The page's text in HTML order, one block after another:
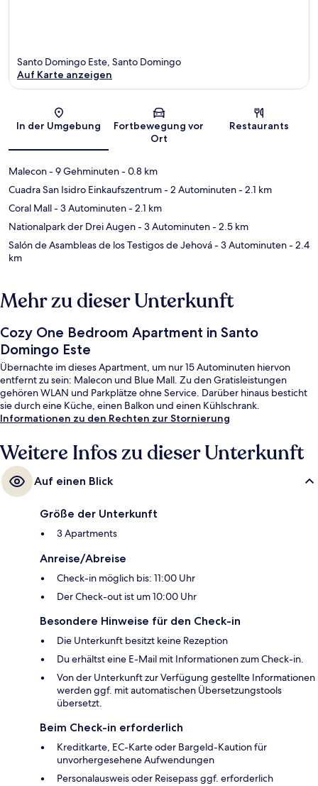
Karte
Santo Domingo Este, Santo Domingo
Auf Karte anzeigen
In der Umgebung
Fortbewegung vor
Ort
Restaurants
Malecon- 9 Gehminuten- 0.8 km
Cuadra San Isidro Einkaufszentrum- 2 Autominuten- 2.1 km
Coral Mall- 3 Autominuten- 2.1 km
Nationalpark der Drei Augen- 3 Autominuten- 2.5 km
Salón de Asambleas de los Testigos de Jehová- 3 Autominuten- 2.4
km
Mehr zu dieser Unterkunft
Cozy One Bedroom Apartment in Santo
Domingo Este
Übernachte im dieses Apartment, um nur 15 Autominuten hiervon
entfernt zu sein: Malecon und Blue Mall. Zu den Gratisleistungen
gehören WLAN und Parkplätze ohne Service. Darüber hinaus besticht
sie durch eine Küche, einen Balkon und einen Kühlschrank.
Informationen zu den Rechten zur Stornierung
Weitere Infos zu dieser Unterkunft
Auf einen Blick
Größe der Unterkunft
3 Apartments
Anreise/Abreise
Check-in möglich bis: 11:00 Uhr
Der Check-out ist um 10:00 Uhr
Besondere Hinweise für den Check-in
Die Unterkunft besitzt keine Rezeption
Du erhältst eine E-Mail mit Informationen zum Check-in.
Von der Unterkunft zur Verfügung gestellte Informationen
werden ggf. mit automatischen Übersetzungstools
übersetzt.
Beim Check-in erforderlich
Kreditkarte, EC-Karte oder Bargeld-Kaution für
unvorhergesehene Aufwendungen
Personalausweis oder Reisepass ggf. erforderlich